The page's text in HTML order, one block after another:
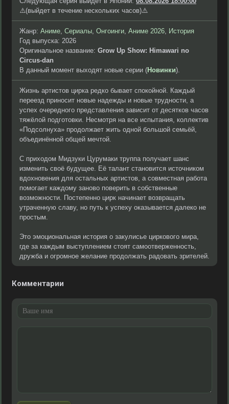
⚠️(выйдет в течение нескольких часов)⚠️
Жанр: Аниме, Сериалы, Онгоинги, Аниме 2026, История
Год выпуска: 2026
Оригинальное название: Grow Up Show: Himawari no
Circus-dan
В данный момент выходят новые серии (Новинки).
Жизнь артистов цирка редко бывает спокойной. Каждый
переезд приносит новые надежды и новые трудности, а
успех очередного представления зависит от десятков часов
тяжёлой подготовки. Несмотря на все испытания, коллектив
«Подсолнуха» продолжает жить одной большой семьёй,
объединённой общей мечтой.
С приходом Мидзуки Цурумаки труппа получает шанс
изменить своё будущее. Её талант становится источником
вдохновения для остальных артистов, а совместная работа
помогает каждому заново поверить в собственные
возможности. Постепенно цирк начинает возвращать
утраченную славу, но путь к успеху оказывается далеко не
простым.
Это эмоциональная история о закулисье циркового мира,
где за каждым выступлением стоят самоотверженность,
дружба и огромное желание продолжать радовать зрителей.
Комментарии